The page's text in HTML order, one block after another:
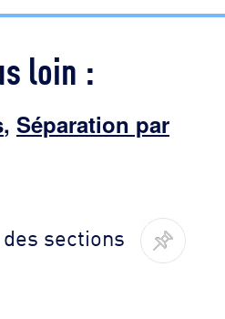
loin :
, Séparation par
sections